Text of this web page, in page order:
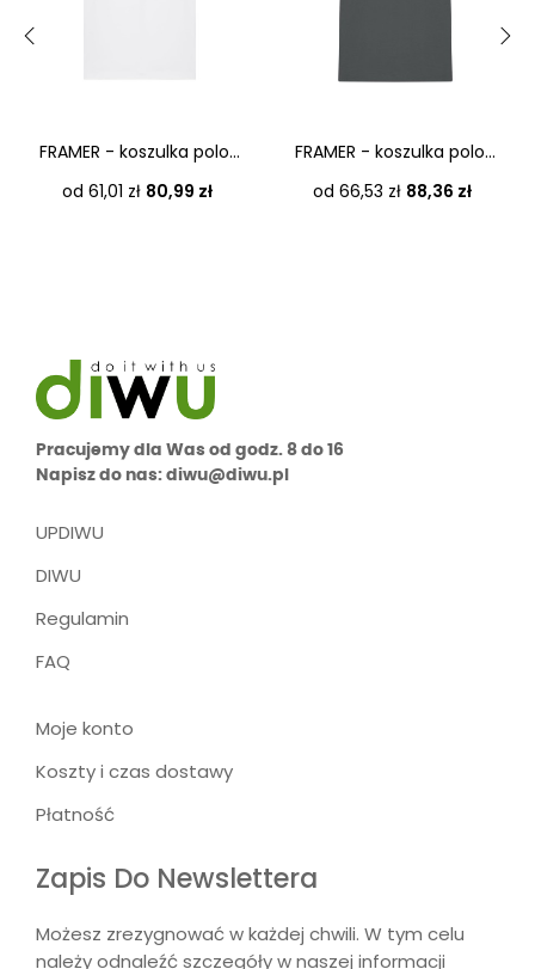
FRAMER - koszulka polo...
od 61,01 zł Cena
80,99 zł
FRAMER - koszulka polo...
od 66,53 zł Cena
88,36 zł
Pracujemy dla Was od godz. 8 do 16
Napisz do nas: diwu@diwu.pl
UPDIWU
DIWU
Regulamin
FAQ
Moje konto
Koszty i czas dostawy
Płatność
Zapis Do Newslettera
Możesz zrezygnować w każdej chwili. W tym celu
należy odnaleźć szczegóły w naszej informacji